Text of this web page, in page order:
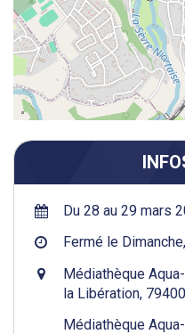
Du 28 au 29 mars
Fermé le
Médiathèque
la Libération,
Médiathèque